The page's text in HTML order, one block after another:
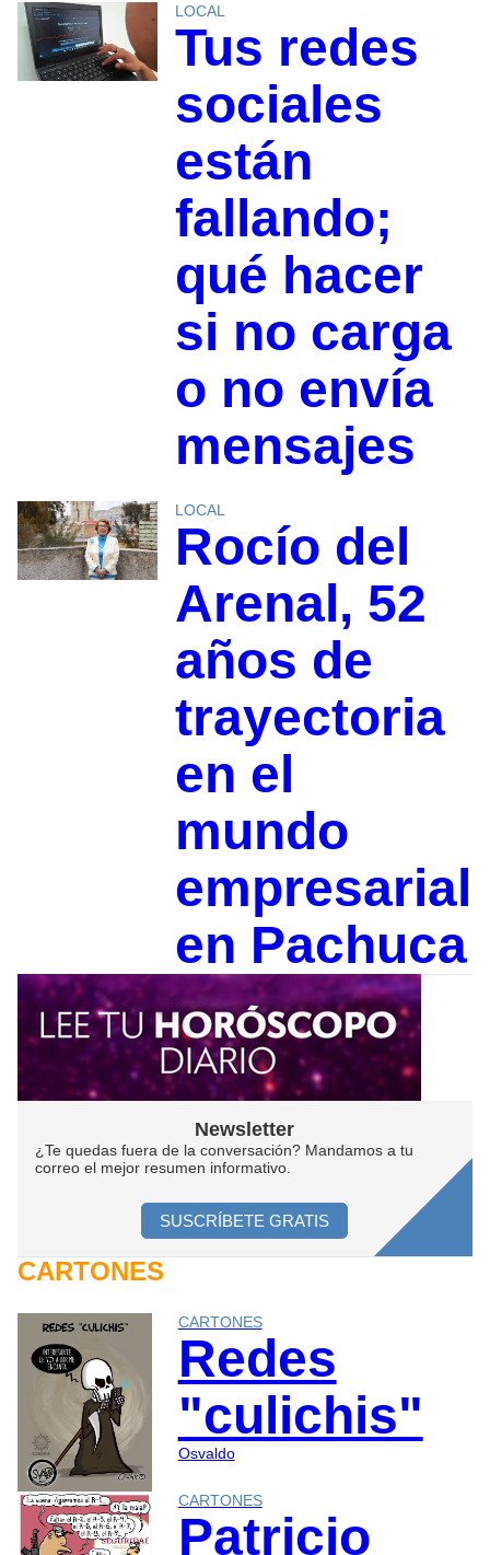
LOCAL
Tus redes
sociales
están
fallando;
qué hacer
si no carga
o no envía
mensajes
LOCAL
Rocío del
Arenal, 52
años de
trayectoria
en el
mundo
empresarial
en Pachuca
Newsletter
¿Te quedas fuera de la conversación? Mandamos a tu
correo el mejor resumen informativo.
SUSCRÍBETE GRATIS
CARTONES
CARTONES
Redes
"culichis"
Osvaldo
CARTONES
Patricio